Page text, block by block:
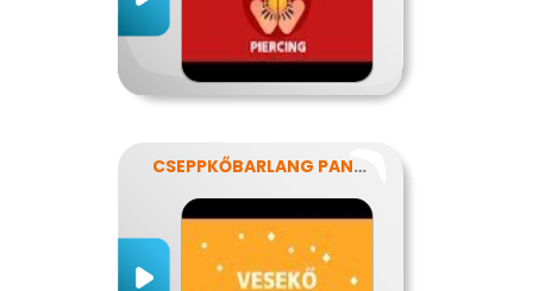
CSEPPKŐBARLANG PANASZOKKAL